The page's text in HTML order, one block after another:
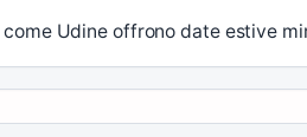
Udine offrono date estive